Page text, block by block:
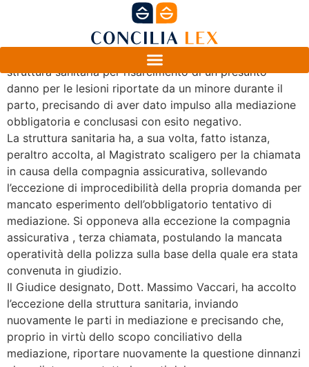
Gli attori hanno avviato un giudizio nei confronti della
struttura sanitaria per risarcimento di un presunto
danno per le lesioni riportate da un minore durante il
parto, precisando di aver dato impulso alla mediazione
obbligatoria e conclusasi con esito negativo.
La struttura sanitaria ha, a sua volta, fatto istanza,
peraltro accolta, al Magistrato scaligero per la chiamata
in causa della compagnia assicurativa, sollevando
l’eccezione di improcedibilità della propria domanda per
mancato esperimento dell’obbligatorio tentativo di
mediazione. Si opponeva alla eccezione la compagnia
assicurativa , terza chiamata, postulando la mancata
operatività della polizza sulla base della quale era stata
convenuta in giudizio.
Il Giudice designato, Dott. Massimo Vaccari, ha accolto
l’eccezione della struttura sanitaria, inviando
nuovamente le parti in mediazione e precisando che,
proprio in virtù dello scopo conciliativo della
mediazione, riportare nuovamente la questione dinnanzi